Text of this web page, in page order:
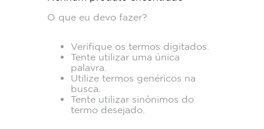
O que eu devo fazer?
Verifique os termos digitados.
Tente utilizar uma única
palavra.
Utilize termos genéricos na
busca.
Tente utilizar sinônimos do
termo desejado.